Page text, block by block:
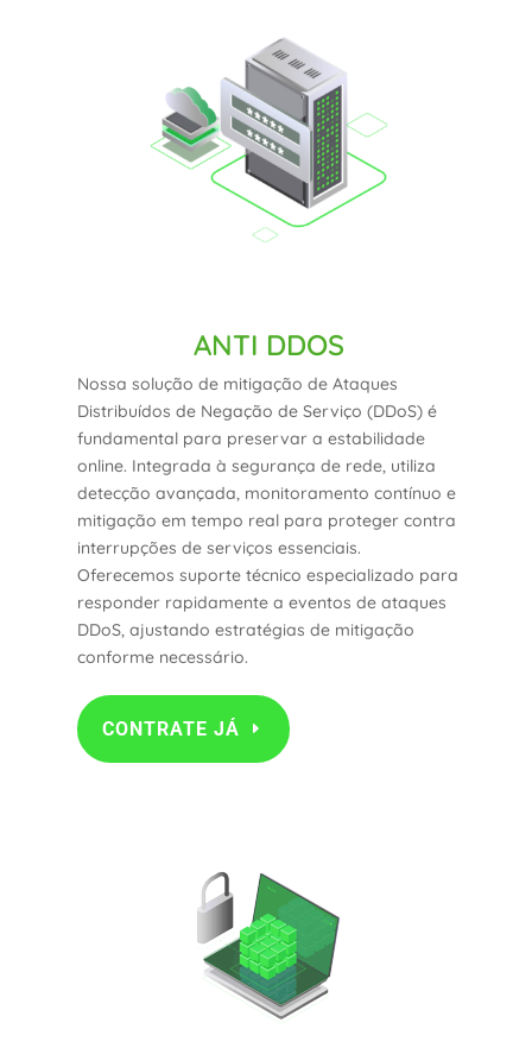
ANTI DDOS
Nossa solução de mitigação de Ataques
Distribuídos de Negação de Serviço (DDoS) é
fundamental para preservar a estabilidade
online. Integrada à segurança de rede, utiliza
detecção avançada, monitoramento contínuo e
mitigação em tempo real para proteger contra
interrupções de serviços essenciais.
Oferecemos suporte técnico especializado para
responder rapidamente a eventos de ataques
DDoS, ajustando estratégias de mitigação
conforme necessário.
CONTRATE JÁ